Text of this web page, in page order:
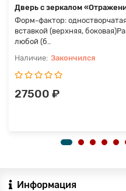
Дверь с зеркалом
Форм-фактор:
вставкой (верхняя,
любой (б..
Закончился
27500 ₽
Информация